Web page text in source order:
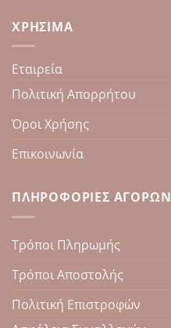
ΧΡΉΣΙΜΑ
Εταιρεία
Πολιτική Απορρήτου
Όροι Χρήσης
Επικοινωνία
ΠΛΗΡΟΦΟΡΊΕΣ ΑΓΟΡΏΝ
Τρόποι Πληρωμής
Τρόποι Αποστολής
Πολιτική Επιστροφών